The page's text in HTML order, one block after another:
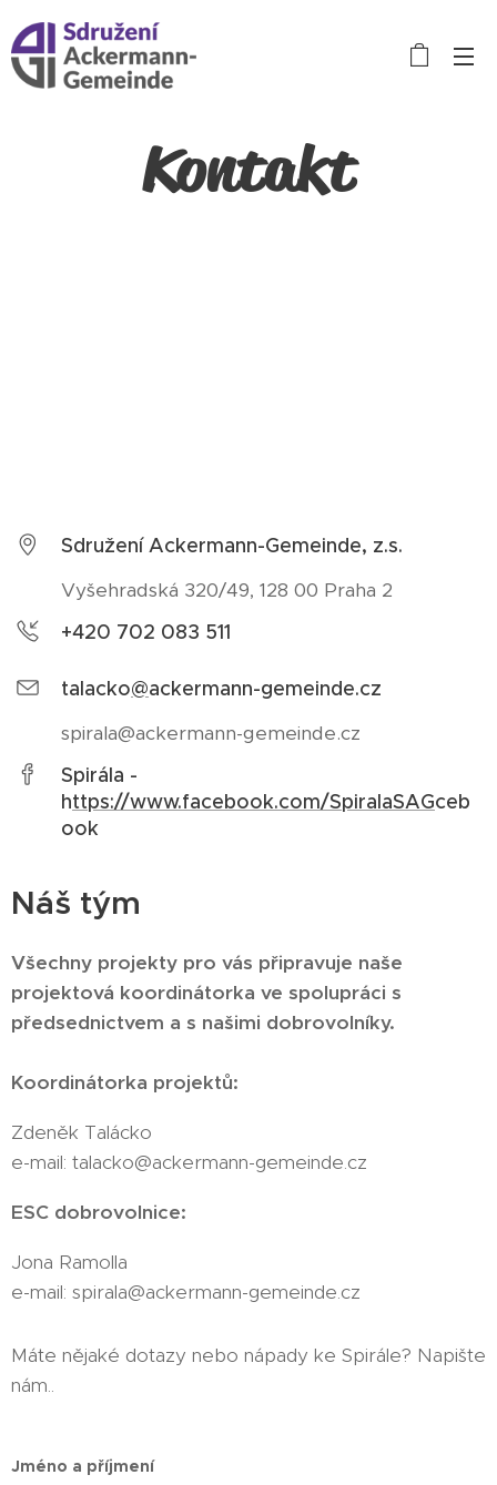
Kontakt
Sdružení Ackermann-Gemeinde, z.s.
Vyšehradská 320/49, 128 00 Praha 2
+420 702 083 511
talacko@ackermann-gemeinde.cz
spirala@ackermann-gemeinde.cz
Spirála -
https://www.facebook.com/SpiralaSAGceb
ook
Náš tým
Všechny projekty pro vás připravuje naše
projektová koordinátorka ve spolupráci s
předsednictvem a s našimi dobrovolníky.
Koordinátorka projektů:
Zdeněk Talácko
e-mail: talacko@ackermann-gemeinde.cz
ESC dobrovolnice:
Jona Ramolla
e-mail: spirala@ackermann-gemeinde.cz
Máte nějaké dotazy nebo nápady ke Spirále? Napište
nám..
Jméno a příjmení